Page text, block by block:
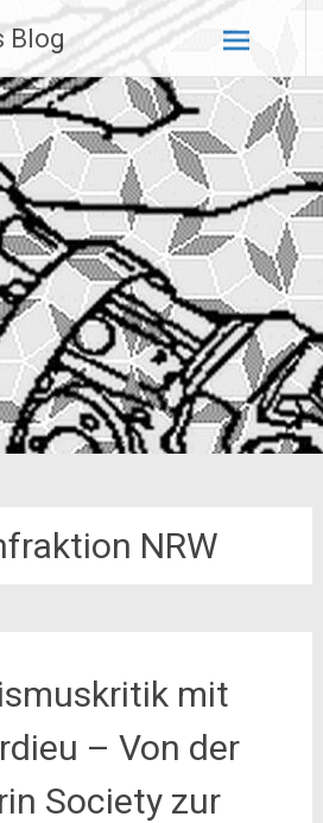
Blog
NRW
mit
– Von der
Society zur